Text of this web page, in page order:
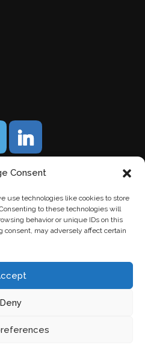
Consent
use technologies like cookies to store
to these technologies will
behavior or unique IDs on this
consent, may adversely affect certain
Deny
door Chuck's